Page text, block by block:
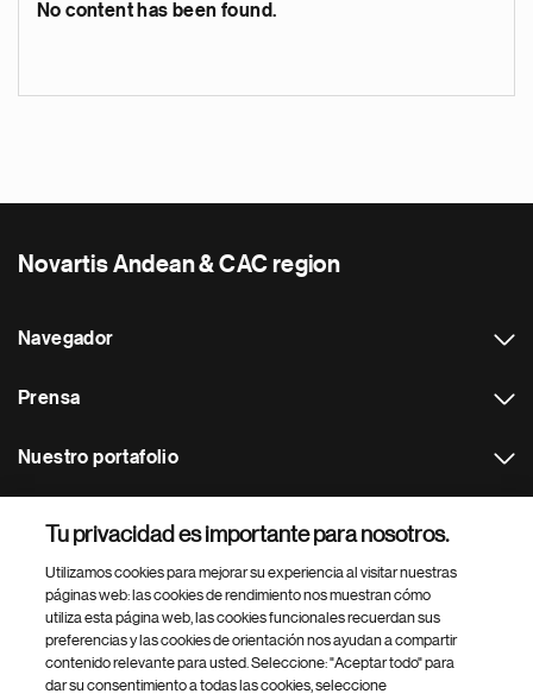
No content has been found.
Novartis Andean & CAC region
Navegador
Prensa
Nuestro portafolio
Footer Site Search
Tu privacidad es importante para nosotros.
Utilizamos cookies para mejorar su experiencia al visitar nuestras
páginas web: las cookies de rendimiento nos muestran cómo
utiliza esta página web, las cookies funcionales recuerdan sus
preferencias y las cookies de orientación nos ayudan a compartir
contenido relevante para usted. Seleccione: "Aceptar todo" para
dar su consentimiento a todas las cookies, seleccione